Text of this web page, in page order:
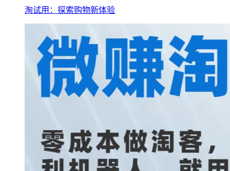
淘试用：探索购物新体验